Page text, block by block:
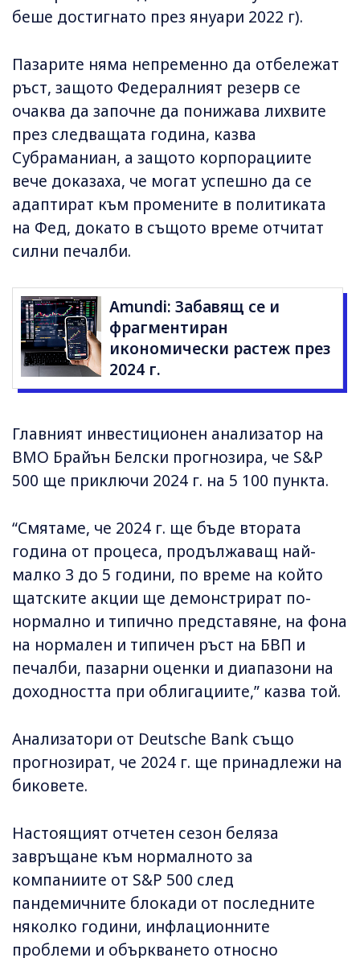
беше достигнато през януари 2022 г).
Пазарите няма непременно да отбележат
ръст, защото Федералният резерв се
очаква да започне да понижава лихвите
през следващата година, казва
Субраманиан, а защото корпорациите
вече доказаха, че могат успешно да се
адаптират към промените в политиката
на Фед, докато в същото време отчитат
силни печалби.
Amundi: Забавящ се и
фрагментиран
икономически растеж през
2024 г.
Главният инвестиционен анализатор на
BMO Брайън Белски прогнозира, че S&P
500 ще приключи 2024 г. на 5 100 пункта.
“Смятаме, че 2024 г. ще бъде втората
година от процеса, продължаващ най-
малко 3 до 5 години, по време на който
щатските акции ще демонстрират по-
нормално и типично представяне, на фона
на нормален и типичен ръст на БВП и
печалби, пазарни оценки и диапазони на
доходността при облигациите,” казва той.
Анализатори от Deutsche Bank също
прогнозират, че 2024 г. ще принадлежи на
биковете.
Настоящият отчетен сезон беляза
завръщане към нормалното за
компаниите от S&P 500 след
пандемичните блокади от последните
няколко години, инфлационните
проблеми и объркването относно